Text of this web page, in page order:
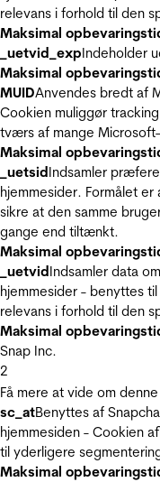
relevans i forhold til den
Maksimal
_uetvid_expIndeholder
Maksimal
MUIDAnvendes bredt af
Cookien muliggør
tværs af mange
Maksimal
_uetsidIndsamler
hjemmesider. Formålet
sikre at den samme
gange end tiltænkt.
Maksimal
_uetvidIndsamler data
hjemmesider - benyttes
relevans i forhold til den
Maksimal
Snap Inc.
2
Få mere at vide om
sc_atBenyttes af
hjemmesiden - Cookien
til yderligere
Maksimal